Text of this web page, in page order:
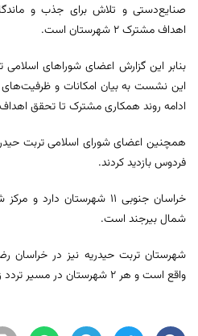
صنایع‌دستی و تلاش برای جذب و
اهداف مشترک ۲ شهرستان است.
بنابر این گزارش اعضای شوراهای اسلامی
این نشست به بیان امکانات و ظرفیت‌های
ادامه روند همکاری مشترک تا تحقق
همچنین اعضای شورای اسلامی تربت
فردوس بازدید کردند.
شمال بیرجند است.
واقع است و هر ۲ شهرستان در مسیر تردد زائران امام رضا (ع) قرار دارند.